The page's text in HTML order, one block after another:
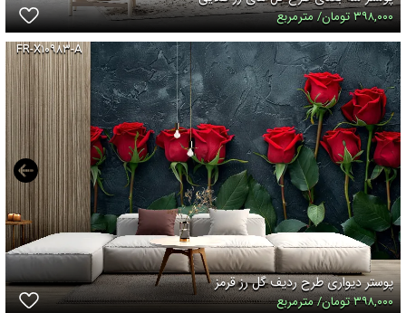
۳۹۸,۰۰۰ تومان/ مترمربع
FR-X۱۰۹۸۳-A
پوستر دیواری طرح ردیف گل رز قرمز
۳۹۸,۰۰۰ تومان/ مترمربع